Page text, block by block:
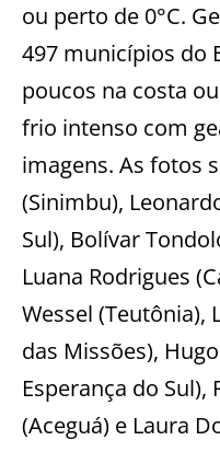
ou perto de 0°C.
497 municípios do
poucos na costa
frio intenso com
imagens. As fotos
(Sinimbu),
Sul), Bolívar
Luana Rodrigues
Wessel (Teutônia),
das Missões),
Esperança do Sul),
(Aceguá) e Laura